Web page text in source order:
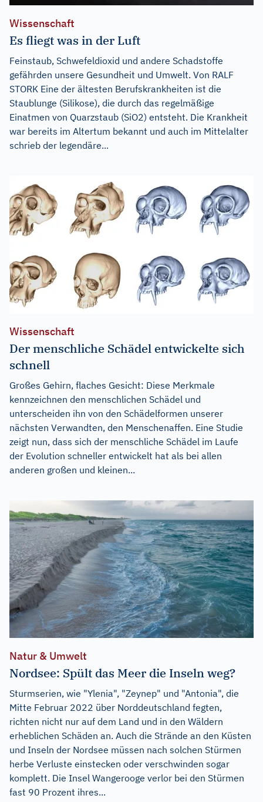
Wissenschaft
Es fliegt was in der Luft
Feinstaub, Schwefeldioxid und andere Schadstoffe
gefährden unsere Gesundheit und Umwelt. Von RALF
STORK Eine der ältesten Berufskrankheiten ist die
Staublunge (Silikose), die durch das regelmäßige
Einatmen von Quarzstaub (SiO2) entsteht. Die Krankheit
war bereits im Altertum bekannt und auch im Mittelalter
schrieb der legendäre...
Wissenschaft
Der menschliche Schädel entwickelte sich
schnell
Großes Gehirn, flaches Gesicht: Diese Merkmale
kennzeichnen den menschlichen Schädel und
unterscheiden ihn von den Schädelformen unserer
nächsten Verwandten, den Menschenaffen. Eine Studie
zeigt nun, dass sich der menschliche Schädel im Laufe
der Evolution schneller entwickelt hat als bei allen
anderen großen und kleinen...
Natur & Umwelt
Nordsee: Spült das Meer die Inseln weg?
Sturmserien, wie "Ylenia", "Zeynep" und "Antonia", die
Mitte Februar 2022 über Norddeutschland fegten,
richten nicht nur auf dem Land und in den Wäldern
erheblichen Schäden an. Auch die Strände an den Küsten
und Inseln der Nordsee müssen nach solchen Stürmen
herbe Verluste einstecken oder verschwinden sogar
komplett. Die Insel Wangerooge verlor bei den Stürmen
fast 90 Prozent ihres...